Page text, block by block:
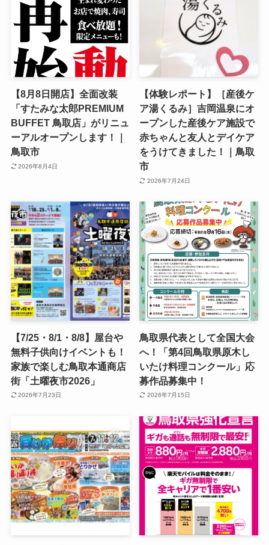
【8月8日開店】全面改装
「すたみな太郎PREMIUM
BUFFET 鳥取店」がリニュ
ーアルオープンします！｜
鳥取市
2026年8月4日
【体験レポート】［産後ケ
ア湯くるみ］吉岡温泉にオ
ープンした産後ケア施設で
赤ちゃんと友人とデイケア
をうけてきました！｜鳥取
市
2026年7月24日
【7/25・8/1・8/8】屋台や
無料子供向けイベントも！
家族で楽しむ鳥取本通商店
街「土曜夜市2026」
2026年7月23日
鳥取県代表として全国大会
へ！「第4回鳥取県原木し
いたけ料理コンクール」応
募作品募集中！
2026年7月15日